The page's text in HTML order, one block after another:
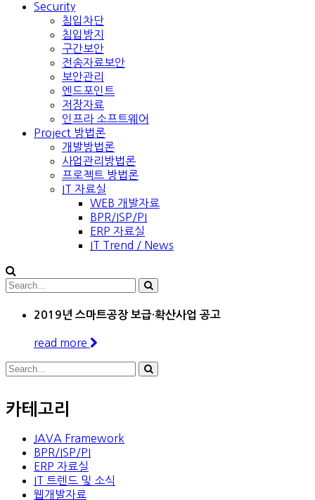
Security
침입차단
침입방지
구간보안
전송자료보안
보안관리
엔드포인트
저장자료
인프라 소프트웨어
Project 방법론
개발방법론
사업관리방법론
프로젝트 방법론
IT 자료실
WEB 개발자료
BPR/ISP/PI
ERP 자료실
IT Trend / News
2019년 스마트공장 보급·확산사업 공고
read more
카테고리
JAVA Framework
BPR/ISP/PI
ERP 자료실
IT 트렌드 및 소식
웹개발자료